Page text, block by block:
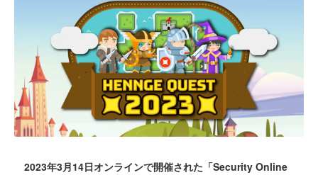
2023年3月14日オンラインで開催された「Security Online